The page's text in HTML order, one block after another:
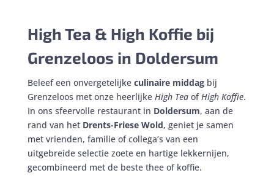
High Tea & High Koffie bij
Grenzeloos in Doldersum
Beleef een onvergetelijke culinaire middagbij
Grenzeloos met onze heerlijke High TeaofHigh Koffie.
In ons sfeervolle restaurant in Doldersum, aan de
rand van het Drents-Friese Wold, geniet je samen
met vrienden, familie of collega’s van een
uitgebreide selectie zoete en hartige lekkernijen,
gecombineerd met de beste thee of koffie.